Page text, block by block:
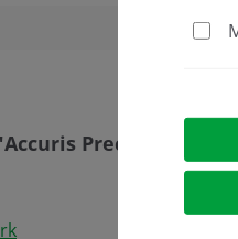
Precision